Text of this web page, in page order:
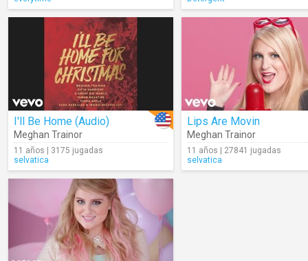
I'll Be Home (Audio)
Meghan Trainor
11 años | 3175 jugadas
selvatica
Lips Are Movin
Meghan Trainor
11 años | 27841 jugadas
selvatica